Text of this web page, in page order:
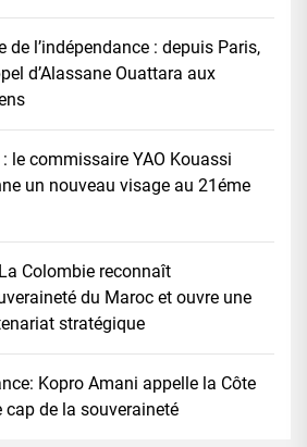
de l’indépendance : depuis Paris,
d’Alassane Ouattara aux
le commissaire YAO Kouassi
un nouveau visage au 21éme
Colombie reconnaît
du Maroc et ouvre une
stratégique
Kopro Amani appelle la Côte
cap de la souveraineté